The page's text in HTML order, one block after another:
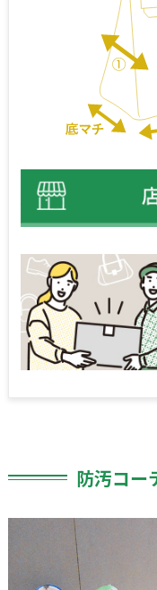
防汚コー